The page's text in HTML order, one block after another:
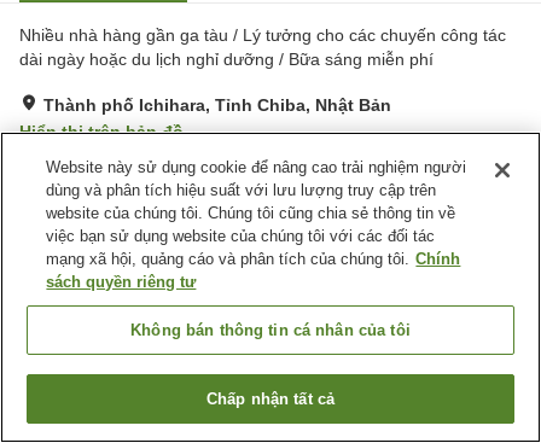
Nhiều nhà hàng gần ga tàu / Lý tưởng cho các chuyến công tác
dài ngày hoặc du lịch nghỉ dưỡng / Bữa sáng miễn phí
Thành phố Ichihara, Tỉnh Chiba, Nhật Bản
Hiển thị trên bản đồ
Rất tốt Đánh giá:234lượt
Tiện nghi chỗ nghỉ
Bãi đỗ xe
Trang chủ Nhật Bản Tỉnh Chiba
Thành phố Ichihara
Tìm phòng trống
Website này sử dụng cookie để nâng cao trải nghiệm người
dùng và phân tích hiệu suất với lưu lượng truy cập trên
website của chúng tôi. Chúng tôi cũng chia sẻ thông tin về
việc bạn sử dụng website của chúng tôi với các đối tác
mạng xã hội, quảng cáo và phân tích của chúng tôi. Chính
sách quyền riêng tư
Không bán thông tin cá nhân của tôi
Chấp nhận tất cả